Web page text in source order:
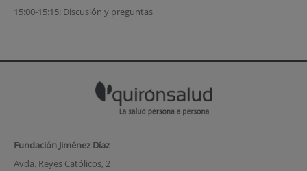
15:00-15:15: Discusión y preguntas
Fundación Jiménez Díaz
Avda. Reyes Católicos, 2